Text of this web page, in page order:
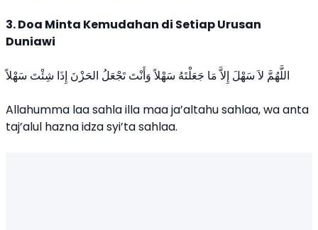
3. Doa Minta Kemudahan di Setiap Urusan
Duniawi
اللَّهُمَّ لاَ سَهْلَ إِلاَّ مَا جَعَلْتَهُ سَهْلاً وَأَنْتَ تَجْعَلُ الحَزْنَ إِذَا شِئْتَ سَهْلاً
Allahumma laa sahla illa maa ja’altahu sahlaa, wa anta
taj’alul hazna idza syi’ta sahlaa.